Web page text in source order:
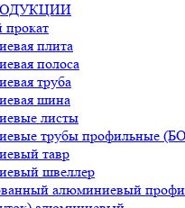
плита
полоса
труба
шина
листы
трубы профильные
тавр
швеллер
алюминиевый